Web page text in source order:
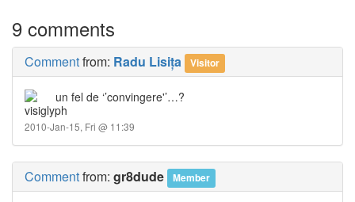
9 comments
Commentfrom: Radu Lisiţa Visitor
un fel de ‘’convingere'’…?
2010-Jan-15, Fri @ 11:39
Commentfrom: gr8dude Member